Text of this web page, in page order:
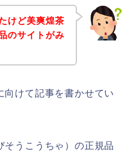
けど美爽煌茶
のサイトがみ
向けて記事を書かせてい
そうこうちゃ）の正規品